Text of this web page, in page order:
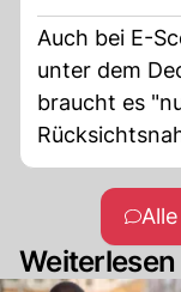
Auch bei E-
unter dem
braucht es
Weiterlesen